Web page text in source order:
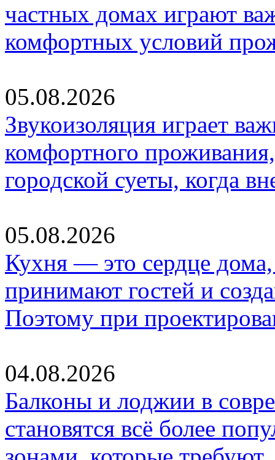
частных домах играют
комфортных условий
05.08.2026
Звукоизоляция играет
комфортного
городской суеты, когда
05.08.2026
Кухня — это сердце дома,
принимают гостей и
Поэтому при
04.08.2026
Балконы и лоджии в
становятся всё более